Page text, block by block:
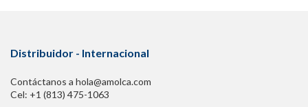
Distribuidor - Internacional
Contáctanos a hola@amolca.com
Cel: +1 (813) 475-1063